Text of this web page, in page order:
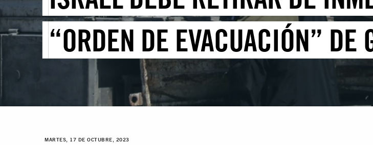
“ORDEN DE EVACUACIÓN” DE
MARTES, 17 DE OCTUBRE, 2023